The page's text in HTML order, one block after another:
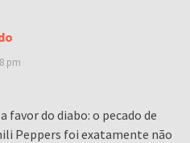
pm
favor do diabo: o pecado de
Peppers foi exatamente não